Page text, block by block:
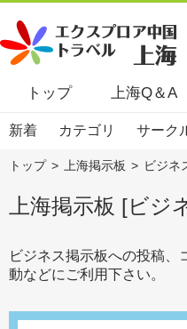
トップ 上海Q＆A
新着 カテゴリ サーク
トップ > 上海掲示板 > ビジネ
上海掲示板 [ビジ
ビジネス掲示板への投稿、
動などにご利用下さい。